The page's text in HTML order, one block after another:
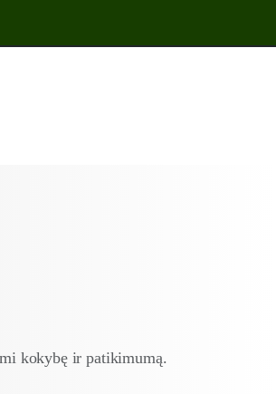
kokybę ir patikimumą.